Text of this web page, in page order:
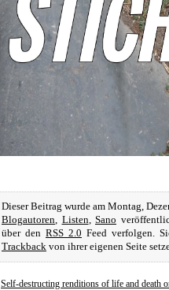
Dieser Beitrag wurde am Montag,
Blogautoren, Listen, Sano
über den RSS 2.0 Feed verfolgen.
Trackback von ihrer eigenen Seite
Self-destructing renditions of life and death